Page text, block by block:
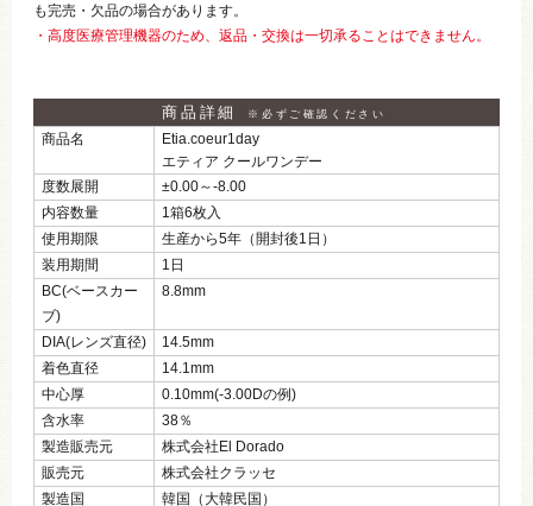
も完売・欠品の場合があります。
・高度医療管理機器のため、返品・交換は一切承ることはできません。
商品詳細 ※必ずご確認ください
商品名
Etia.coeur1day
エティア クールワンデー
度数展開
±0.00～‐8.00
内容数量
1箱6枚入
使用期限
生産から5年（開封後1日）
装用期間
1日
BC(ベースカー
ブ)
8.8mm
DIA(レンズ直径)
14.5mm
着色直径
14.1mm
中心厚
0.10mm(-3.00Dの例)
含水率
38％
製造販売元
株式会社El Dorado
販売元
株式会社クラッセ
製造国
韓国（大韓民国）